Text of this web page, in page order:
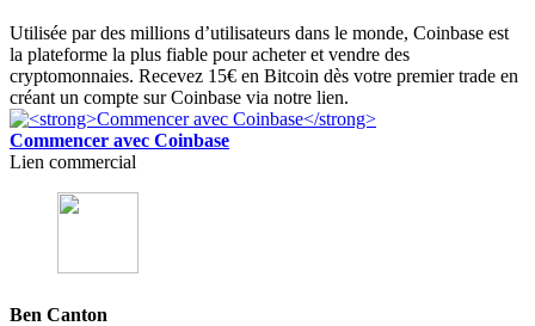
Utilisée par des millions d’utilisateurs dans le monde, Coinbase est
la plateforme la plus fiable pour acheter et vendre des
cryptomonnaies. Recevez 15€ en Bitcoin dès votre premier trade en
créant un compte sur Coinbase via notre lien.
Commencer avec Coinbase
Lien commercial
Ben Canton